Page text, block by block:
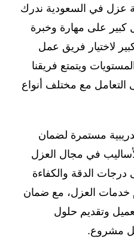
عزل في السعودية ندرك
كبير على مهارة وخبرة
لاختيار فريق عمل
ويتمتع فريقنا
التعامل مع مختلف أنواع
مستمرة لضمان
في مجال العزل
درجات الدقة والكفاءة
خدمات العزل، مع ضمان
وتقديم حلول
مشروع.